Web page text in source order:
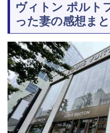
ヴィトン ポルト
った妻の感想ま